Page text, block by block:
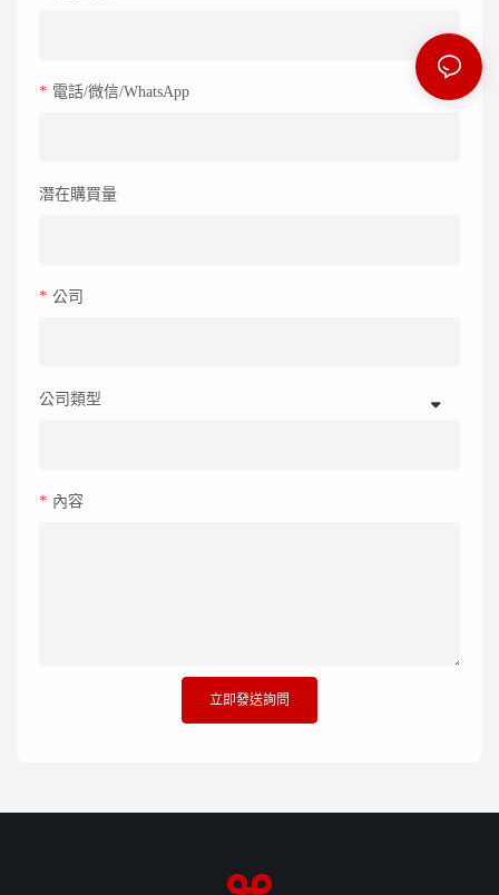
電話/微信/WhatsApp
潛在購買量
公司
公司類型
內容
立即發送詢問